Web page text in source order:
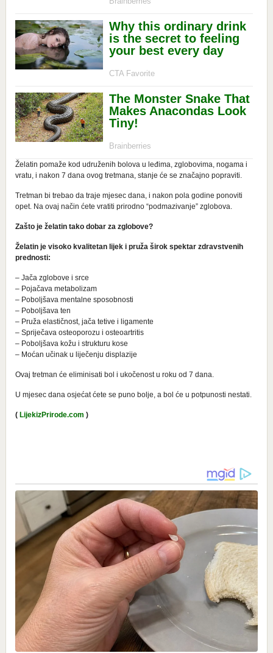
Želatin pomaže kod udruženih bolova u leđima, zglobovima, nogama i
vratu, i nakon 7 dana ovog tretmana, stanje će se značajno popraviti.
Tretman bi trebao da traje mjesec dana, i nakon pola godine ponoviti
opet. Na ovaj način ćete vratiti prirodno “podmazivanje” zglobova.
Zašto je želatin tako dobar za zglobove?
Želatin je visoko kvalitetan lijek i pruža širok spektar zdravstvenih
prednosti:
– Jača zglobove i srce
– Pojačava metabolizam
– Poboljšava mentalne sposobnosti
– Poboljšava ten
– Pruža elastičnost, jača tetive i ligamente
– Spriječava osteoporozu i osteoartritis
– Poboljšava kožu i strukturu kose
– Moćan učinak u liječenju displazije
Ovaj tretman će eliminisati bol i ukočenost u roku od 7 dana.
U mjesec dana osjećat ćete se puno bolje, a bol će u potpunosti nestati.
( LijekizPrirode.com )